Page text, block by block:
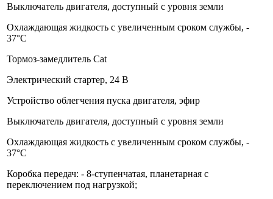
Выключатель двигателя, доступный с уровня земли
Охлаждающая жидкость с увеличенным сроком службы, -
37°C
Тормоз-замедлитель Cat
Электрический стартер, 24 В
Устройство облегчения пуска двигателя, эфир
Выключатель двигателя, доступный с уровня земли
Охлаждающая жидкость с увеличенным сроком службы, -
37°C
Коробка передач: - 8-ступенчатая, планетарная с
переключением под нагрузкой;